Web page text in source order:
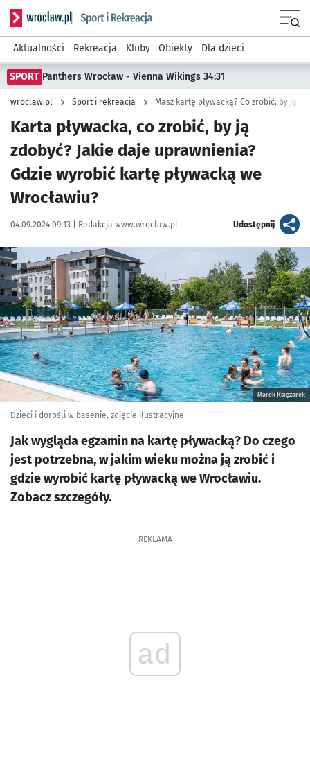
Serwis informacyjny wroclaw.pl podserwis: Sport i rekreacja
Aktualności Rekreacja Kluby Obiekty Dla dzieci
SPORT Panthers Wrocław - Vienna Wikings 34:31
wroclaw.pl Sport i rekreacja Masz kartę pływacką? Co zrobić, by ją
Karta pływacka, co zrobić, by ją
zdobyć? Jakie daje uprawnienia?
Gdzie wyrobić kartę pływacką we
Wrocławiu?
Data publikacji:
04.09.2024 09:13 | Autor:
Redakcja www.wroclaw.pl Udostępnijartykuł
Kliknij, aby powiększyć
Marek Księżarek
Dzieci i dorośli w basenie, zdjęcie ilustracyjne
Jak wygląda egzamin na kartę pływacką? Do czego
jest potrzebna, w jakim wieku można ją zrobić i
gdzie wyrobić kartę pływacką we Wrocławiu.
Zobacz szczegóły.
REKLAMA
ad